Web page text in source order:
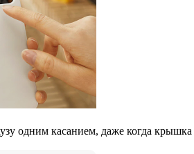
одним касанием, даже когда